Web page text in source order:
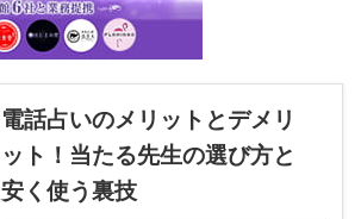
電話占いのメリットとデメリ
ット！当たる先生の選び方と
安く使う裏技